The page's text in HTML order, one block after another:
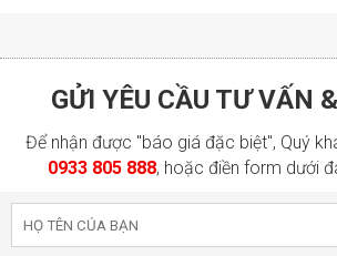
GỬI YÊU CẦU TƯ VẤN
Để nhận được "báo giá đặc biệt", Quý
0933 805 888, hoặc điền form dưới